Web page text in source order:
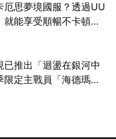
厄思夢境國服？透過UU
能享受順暢不卡頓的
推出「迴盪在銀河中
限定主戰員「海德瑪